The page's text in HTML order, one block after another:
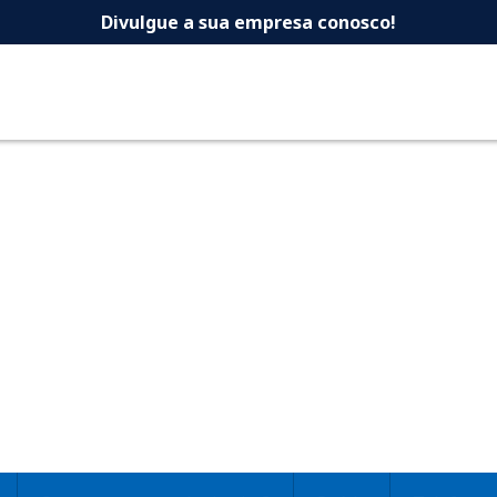
-Dicas
Divulgue a sua empresa conosco!